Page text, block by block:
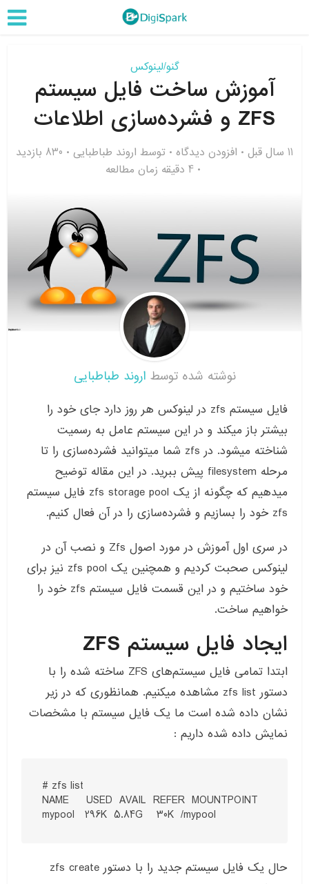
گنو/لینوکس
آموزش ساخت فایل سیستم
ZFS و فشرده‌سازی اطلاعات
11 سال قبل افزودن دیدگاه توسط اروند طباطبایی
830 بازدید
4 دقیقه زمان مطالعه
نوشته شده توسط اروند طباطبایی
فایل سیستم zfs در لینوکس هر روز دارد جای خود را
بیشتر باز میکند و در این سیستم عامل به رسمیت
شناخته میشود. در zfs شما میتوانید فشرده‌سازی را تا
مرحله filesystem پیش ببرید. در این مقاله توضیح
میدهیم که چگونه از یک zfs storage pool فایل سیستم
zfs خود را بسازیم و فشرده‌سازی را در آن فعال کنیم.
در سری اول آموزش در مورد اصول Zfs و نصب آن در
لینوکس صحبت کردیم و همچنین یک zfs pool نیز برای
خود ساختیم و در این قسمت فایل سیستم zfs خود را
خواهیم ساخت.
ایجاد فایل سیستم ZFS
ابتدا تمامی فایل سیستم‌های ZFS ساخته شده را با
دستور zfs list مشاهده میکنیم. همانظوری که در زیر
نشان داده شده است ما یک فایل سیستم با مشخصات
نمایش داده شده داریم :
# zfs list
NAME     USED  AVAIL  REFER  MOUNTPOINT
mypool   296K  5.84G    30K  /mypool
حال یک فایل سیستم جدید را با دستور zfs create